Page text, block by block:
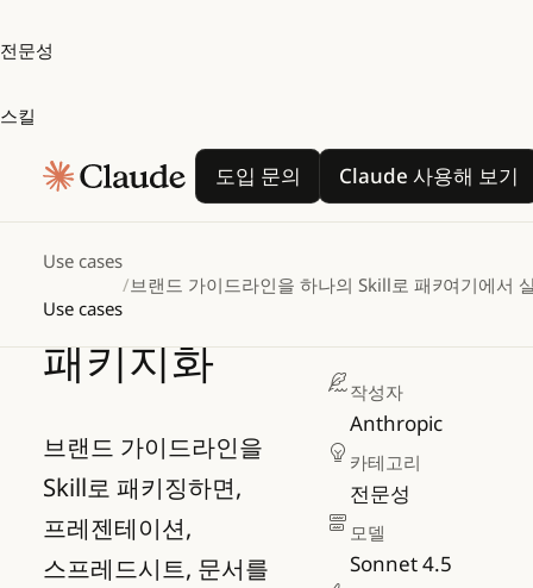
전문성
스킬
도입 문의
도입 문의
Claude 사용해 보기
Use cases
Use cases
/브랜드 가이드라인을 하나의 Skill로 패키지화
여기에서
브랜드
가이드라인을
하나의
Skill로
패키지화
브랜드 가이드라인을
Skill로 패키징하면,
프레젠테이션,
스프레드시트, 문서를
작성자
Anthropic
카테고리
전문성
모델
Sonnet 4.5